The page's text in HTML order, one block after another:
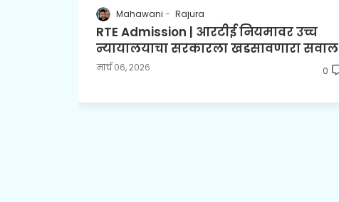
Mahawani Rajura
RTE Admission | आरटीई नियमावर उच्च
न्यायालयाचा सरकारला खडसावणारा सवाल
मार्च ०६, २०२६ 0